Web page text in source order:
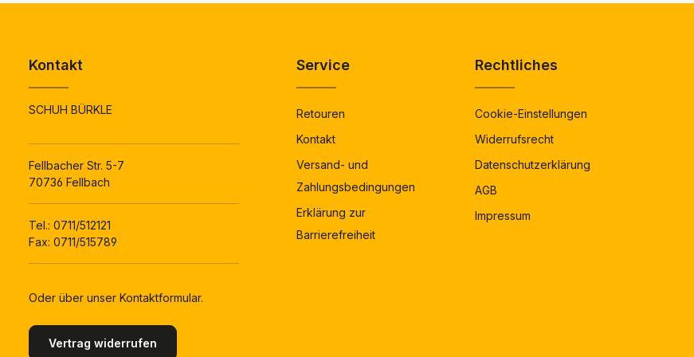
Kontakt
SCHUH BÜRKLE
Fellbacher Str. 5-7
70736 Fellbach
Tel.: 0711/512121
Fax: 0711/515789
Oder über unser Kontaktformular.
Vertrag widerrufen
Service
Retouren
Kontakt
Versand- und
Zahlungsbedingungen
Erklärung zur
Barrierefreiheit
Rechtliches
Cookie-Einstellungen
Widerrufsrecht
Datenschutzerklärung
AGB
Impressum